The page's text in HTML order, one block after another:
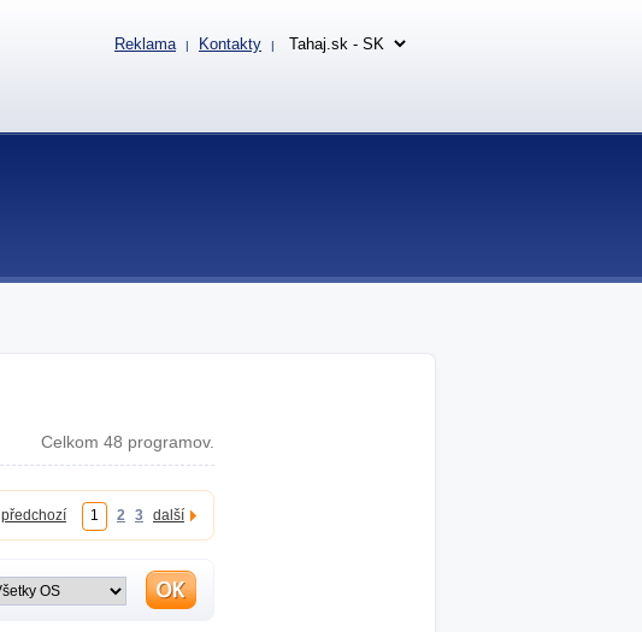
Celkom 48 programov.
předchozí 1 2 3 další
Reklama | Kontakty |